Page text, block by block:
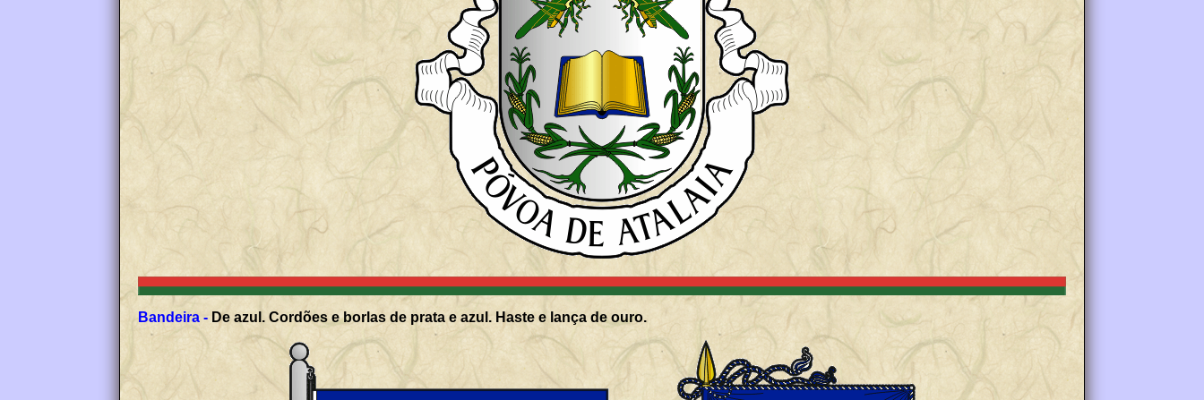
Bandeira - De azul. Cordões e borlas de prata e azul. Haste e lança de ouro.